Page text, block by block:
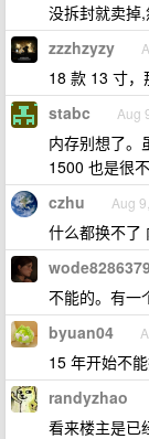
没拆封就卖掉
zzzhzyzy
18 款 13 寸，
stabc Aug
内存别想了。
1500 也是很不
czhu Aug
什么都换不了
不能的。有一
byuan04
15 年开始不
randyzhao
看来楼主是已